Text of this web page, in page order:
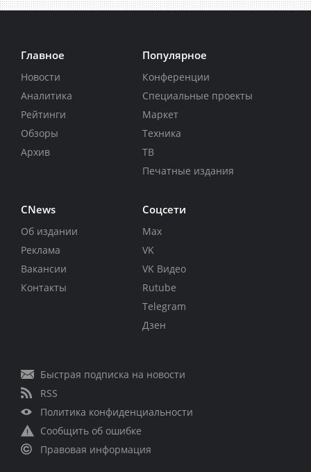
Главное
Новости
Аналитика
Рейтинги
Обзоры
Архив
Популярное
Конференции
Специальные проекты
Маркет
Техника
ТВ
Печатные издания
CNews
Об издании
Реклама
Вакансии
Контакты
Соцсети
Max
VK
VK Видео
Rutube
Telegram
Дзен
Быстрая подписка на новости
RSS
Политика конфиденциальности
Сообщить об ошибке
Правовая информация